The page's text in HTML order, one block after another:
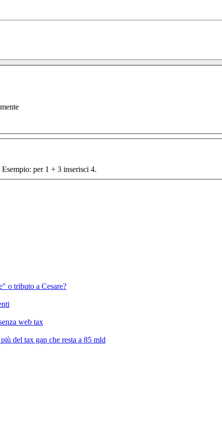
per 1 + 3 inserisci 4.
o tributo a Cesare?
web tax
del tax gap che resta a 85 mld